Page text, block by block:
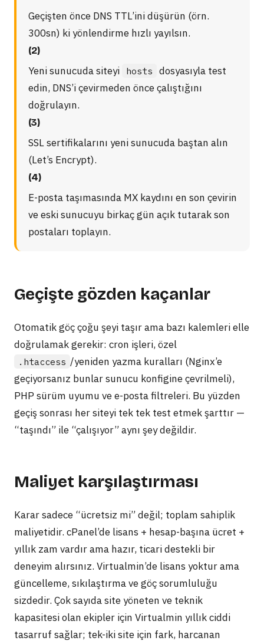
Geçişten önce DNS TTL’ini düşürün (örn.
300sn) ki yönlendirme hızlı yayılsın.
(2)
Yeni sunucuda siteyi hosts dosyasıyla test
edin, DNS’i çevirmeden önce çalıştığını
doğrulayın.
(3)
SSL sertifikalarını yeni sunucuda baştan alın
(Let’s Encrypt).
(4)
E-posta taşımasında MX kaydını en son çevirin
ve eski sunucuyu birkaç gün açık tutarak son
postaları toplayın.
Geçişte gözden kaçanlar
Otomatik göç çoğu şeyi taşır ama bazı kalemleri elle
doğrulamak gerekir: cron işleri, özel
.htaccess /yeniden yazma kuralları (Nginx’e
geçiyorsanız bunlar sunucu konfigine çevrilmeli),
PHP sürüm uyumu ve e-posta filtreleri. Bu yüzden
geçiş sonrası her siteyi tek tek test etmek şarttır —
“taşındı” ile “çalışıyor” aynı şey değildir.
Maliyet karşılaştırması
Karar sadece “ücretsiz mi” değil; toplam sahiplik
maliyetidir. cPanel’de lisans + hesap-başına ücret +
yıllık zam vardır ama hazır, ticari destekli bir
deneyim alırsınız. Virtualmin’de lisans yoktur ama
güncelleme, sıkılaştırma ve göç sorumluluğu
sizdedir. Çok sayıda site yöneten ve teknik
kapasitesi olan ekipler için Virtualmin yıllık ciddi
tasarruf sağlar; tek-iki site için fark, harcanan